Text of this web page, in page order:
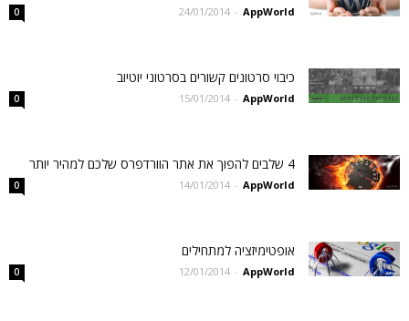
AppWorld
-
24/01/2014
0
כיבוי סרטונים קשורים בסרטוני יוטיוב
AppWorld
-
15/01/2014
0
4 שלבים להפוך את אתר הוורדפרס שלכם למהיר יותר
AppWorld
-
14/01/2014
0
אופטימיזציה למתחילים
AppWorld
-
12/01/2014
0